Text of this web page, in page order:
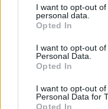
I want to opt-out
personal data.
Opted In
I want to opt-out
Personal Data.
Opted In
I want to opt-out
Personal Data for
Opted In
regisztrációhoz
Az előfizetés a
Portfolio.hu
Kötéslisták:
kötéslistái